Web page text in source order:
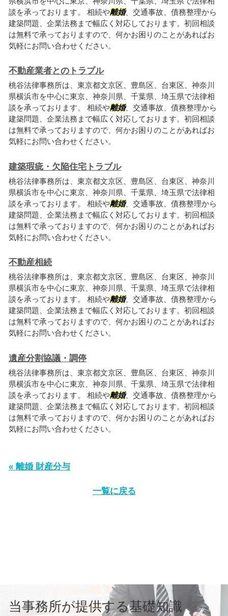
談を承っております。 相続や離婚、交通事故、債務整理から
建築問題、企業法務まで幅広く対応しております。初回相談
は無料で承っておりますので、何かお困りのことがあればお
気軽にお問い合わせください。
不動産業者とのトラブル
桃谷法律事務所は、東京都文京区、豊島区、台東区、神奈川
県横浜市を中心に東京、神奈川県、千葉県、埼玉県で法律相
談を承っております。 相続や離婚、交通事故、債務整理から
建築問題、企業法務まで幅広く対応しております。初回相談
は無料で承っておりますので、何かお困りのことがあればお
気軽にお問い合わせください。
建築瑕疵・欠陥住宅トラブル
桃谷法律事務所は、東京都文京区、豊島区、台東区、神奈川
県横浜市を中心に東京、神奈川県、千葉県、埼玉県で法律相
談を承っております。 相続や離婚、交通事故、債務整理から
建築問題、企業法務まで幅広く対応しております。初回相談
は無料で承っておりますので、何かお困りのことがあればお
気軽にお問い合わせください。
不動産相続
桃谷法律事務所は、東京都文京区、豊島区、台東区、神奈川
県横浜市を中心に東京、神奈川県、千葉県、埼玉県で法律相
談を承っております。 相続や離婚、交通事故、債務整理から
建築問題、企業法務まで幅広く対応しております。初回相談
は無料で承っておりますので、何かお困りのことがあればお
気軽にお問い合わせください。
遺産分割協議・調停
桃谷法律事務所は、東京都文京区、豊島区、台東区、神奈川
県横浜市を中心に東京、神奈川県、千葉県、埼玉県で法律相
談を承っております。 相続や離婚、交通事故、債務整理から
建築問題、企業法務まで幅広く対応しております。初回相談
は無料で承っておりますので、何かお困りのことがあればお
気軽にお問い合わせください。
« 離婚 財産分与
一覧に戻る
当事務所が提供する基礎知識